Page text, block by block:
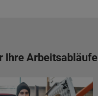
Ihre Arbeitsabläufe